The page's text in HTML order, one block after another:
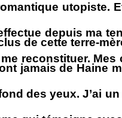
utopiste.
depuis ma
de cette terre-
reconstituer.
jamais de Haine
des yeux. J’ai